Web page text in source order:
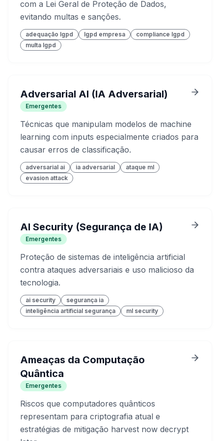
com a Lei Geral de Proteção de Dados,
evitando multas e sanções.
adequação lgpd lgpd empresa
compliance lgpd
multa lgpd
Adversarial AI (IA Adversarial)
Emergentes
Técnicas que manipulam modelos de machine
learning com inputs especialmente criados para
causar erros de classificação.
adversarial ai ia adversarial
ataque ml
evasion attack
AI Security (Segurança de IA)
Emergentes
Proteção de sistemas de inteligência artificial
contra ataques adversariais e uso malicioso da
tecnologia.
ai security
segurança ia
inteligência artificial segurança
ml security
Ameaças da Computação
Quântica
Emergentes
Riscos que computadores quânticos
representam para criptografia atual e
estratégias de mitigação harvest now decrypt